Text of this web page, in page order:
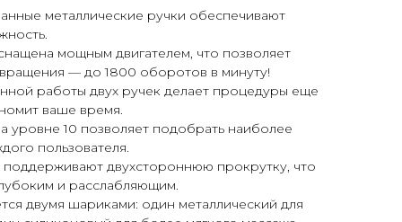
металлические ручки обеспечивают
мощным двигателем, что позволяет
— до 1800 оборотов в минуту!
работы двух ручек делает процедуры еще
ваше время.
уровне 10 позволяет подобрать наиболее
пользователя.
поддерживают двухстороннюю прокрутку, что
и расслабляющим.
двумя шариками: один металлический для